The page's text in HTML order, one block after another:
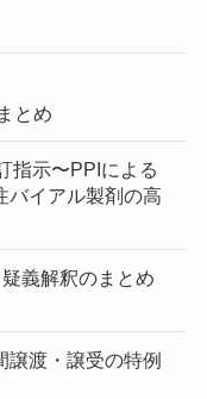
とめ
指示〜PPIによる
バイアル製剤の高
義解釈のまとめ
譲渡・譲受の特例